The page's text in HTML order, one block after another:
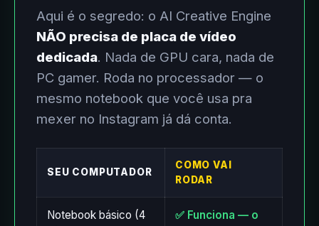
Aqui é o segredo: o AI Creative Engine
NÃO precisa de placa de vídeo
dedicada. Nada de GPU cara, nada de
PC gamer. Roda no processador — o
mesmo notebook que você usa pra
mexer no Instagram já dá conta.
SEU COMPUTADOR
COMO VAI
RODAR
Notebook básico (4
✅ Funciona — o